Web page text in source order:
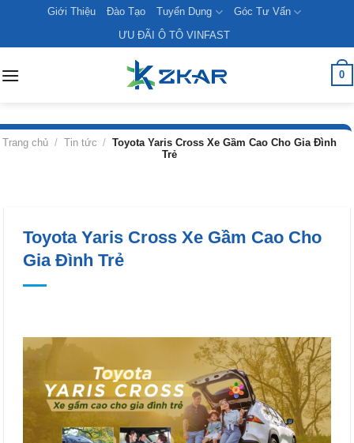
content
Giới Thiệu Đào Tạo Tuyển Dụng
Góc Tư Vấn
ƯU ĐÃI Ô TÔ VINFAST
0
Trang chủ / Tin tức / Toyota Yaris Cross Xe Gầm Cao Cho Gia Đình
Trẻ
Toyota Yaris Cross Xe Gầm Cao Cho
Gia Đình Trẻ